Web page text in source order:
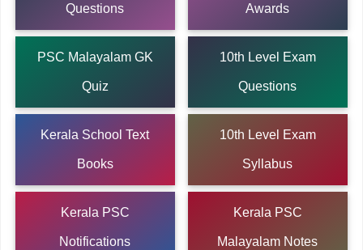
Questions Awards
PSC Malayalam GK
Quiz
10th Level Exam
Questions
Kerala School Text
Books
10th Level Exam
Syllabus
Kerala PSC
Notifications
Kerala PSC
Malayalam Notes